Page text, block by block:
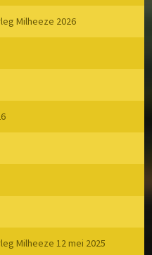
Milheeze 2026
Milheeze 12 mei 2025